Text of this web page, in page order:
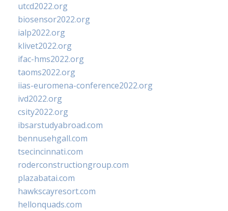
utcd2022.org
biosensor2022.org
ialp2022.org
klivet2022.org
ifac-hms2022.org
taoms2022.org
iias-euromena-conference2022.org
ivd2022.org
csity2022.org
ibsarstudyabroad.com
bennusehgall.com
tsecincinnati.com
roderconstructiongroup.com
plazabatai.com
hawkscayresort.com
hellonquads.com